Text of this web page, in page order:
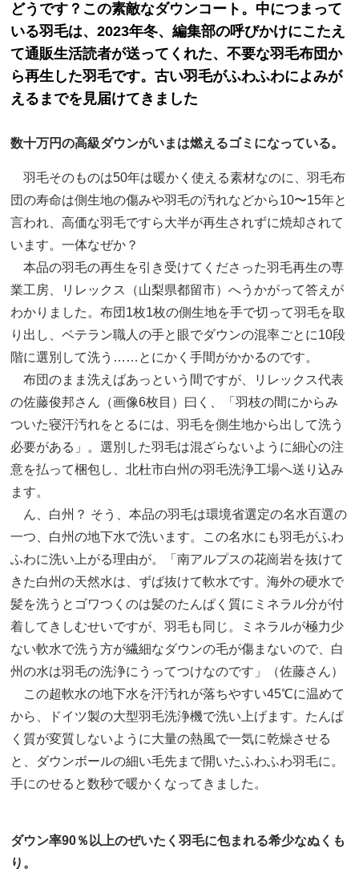
どうです？この素敵なダウンコート。中につまって
いる羽毛は、2023年冬、編集部の呼びかけにこたえ
て通販生活読者が送ってくれた、不要な羽毛布団か
ら再生した羽毛です。古い羽毛がふわふわによみが
えるまでを見届けてきました
数十万円の高級ダウンがいまは燃えるゴミになっている。
羽毛そのものは50年は暖かく使える素材なのに、羽毛布
団の寿命は側生地の傷みや羽毛の汚れなどから10〜15年と
言われ、高価な羽毛ですら大半が再生されずに焼却されて
います。一体なぜか？
本品の羽毛の再生を引き受けてくださった羽毛再生の専
業工房、リレックス（山梨県都留市）へうかがって答えが
わかりました。布団1枚1枚の側生地を手で切って羽毛を取
り出し、ベテラン職人の手と眼でダウンの混率ごとに10段
階に選別して洗う……とにかく手間がかかるのです。
布団のまま洗えばあっという間ですが、リレックス代表
の佐藤俊邦さん（画像6枚目）曰く、「羽枝の間にからみ
ついた寝汗汚れをとるには、羽毛を側生地から出して洗う
必要がある」。選別した羽毛は混ざらないように細心の注
意を払って梱包し、北杜市白州の羽毛洗浄工場へ送り込み
ます。
ん、白州？ そう、本品の羽毛は環境省選定の名水百選の
一つ、白州の地下水で洗います。この名水にも羽毛がふわ
ふわに洗い上がる理由が。「南アルプスの花崗岩を抜けて
きた白州の天然水は、ずば抜けて軟水です。海外の硬水で
髪を洗うとゴワつくのは髪のたんぱく質にミネラル分が付
着してきしむせいですが、羽毛も同じ。ミネラルが極力少
ない軟水で洗う方が繊細なダウンの毛が傷まないので、白
州の水は羽毛の洗浄にうってつけなのです」（佐藤さん）
この超軟水の地下水を汗汚れが落ちやすい45℃に温めて
から、ドイツ製の大型羽毛洗浄機で洗い上げます。たんぱ
く質が変質しないように大量の熱風で一気に乾燥させる
と、ダウンボールの細い毛先まで開いたふわふわ羽毛に。
手にのせると数秒で暖かくなってきました。
ダウン率90％以上のぜいたく羽毛に包まれる希少なぬくも
り。